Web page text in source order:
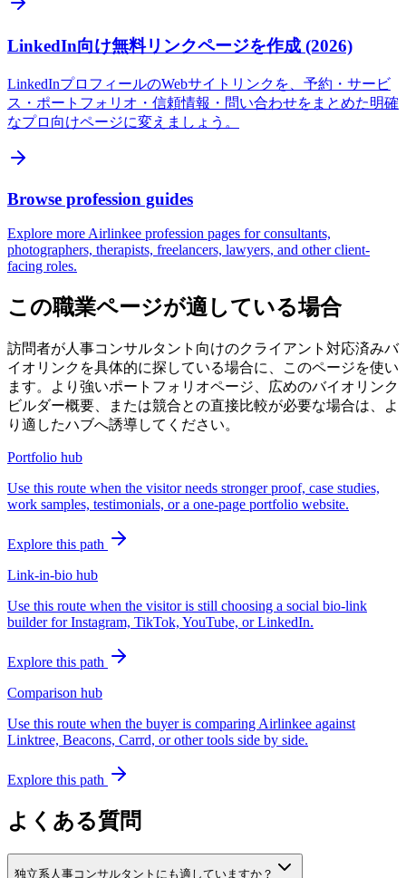
LinkedIn向け無料リンクページを作成 (2026)
LinkedInプロフィールのWebサイトリンクを、予約・サービ
ス・ポートフォリオ・信頼情報・問い合わせをまとめた明確
なプロ向けページに変えましょう。
Browse profession guides
Explore more Airlinkee profession pages for consultants,
photographers, therapists, freelancers, lawyers, and other client-
facing roles.
この職業ページが適している場合
訪問者が人事コンサルタント向けのクライアント対応済みバ
イオリンクを具体的に探している場合に、このページを使い
ます。より強いポートフォリオページ、広めのバイオリンク
ビルダー概要、または競合との直接比較が必要な場合は、よ
り適したハブへ誘導してください。
Portfolio hub
Use this route when the visitor needs stronger proof, case studies,
work samples, testimonials, or a one-page portfolio website.
Explore this path
Link-in-bio hub
Use this route when the visitor is still choosing a social bio-link
builder for Instagram, TikTok, YouTube, or LinkedIn.
Explore this path
Comparison hub
Use this route when the buyer is comparing Airlinkee against
Linktree, Beacons, Carrd, or other tools side by side.
Explore this path
よくある質問
独立系人事コンサルタントにも適していますか？